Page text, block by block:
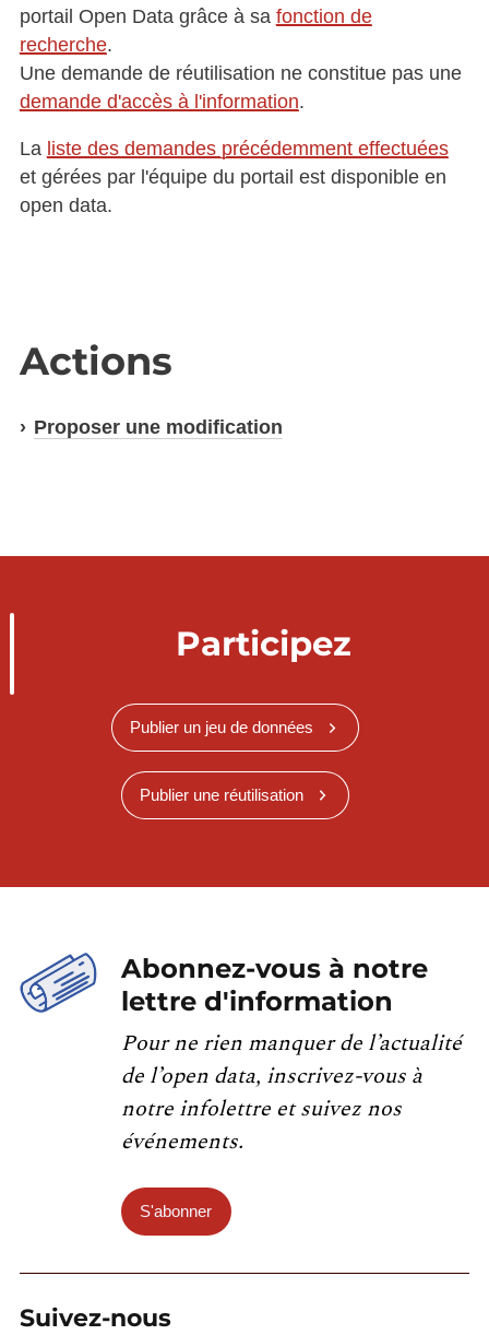
portail Open Data grâce à sa fonction de
recherche.
Une demande de réutilisation ne constitue pas une
demande d'accès à l'information.
La liste des demandes précédemment effectuées
et gérées par l'équipe du portail est disponible en
open data.
Actions
Proposer une modification
Participez
Publier un jeu de données
Publier une réutilisation
Abonnez-vous à notre
lettre d'information
Pour ne rien manquer de l’actualité
de l’open data, inscrivez-vous à
notre infolettre et suivez nos
événements.
S'abonner
Suivez-nous